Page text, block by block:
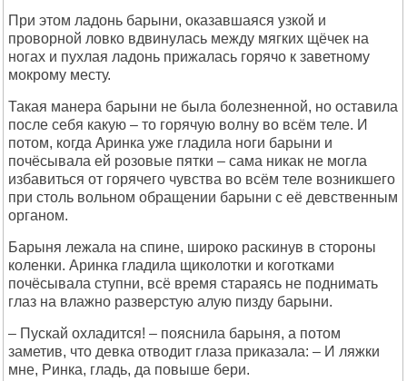
При этом ладонь барыни, оказавшаяся узкой и
проворной ловко вдвинулась между мягких щёчек на
ногах и пухлая ладонь прижалась горячо к заветному
мокрому месту.
Такая манера барыни не была болезненной, но оставила
после себя какую – то горячую волну во всём теле. И
потом, когда Аринка уже гладила ноги барыни и
почёсывала ей розовые пятки – сама никак не могла
избавиться от горячего чувства во всём теле возникшего
при столь вольном обращении барыни с её девственным
органом.
Барыня лежала на спине, широко раскинув в стороны
коленки. Аринка гладила щиколотки и коготками
почёсывала ступни, всё время стараясь не поднимать
глаз на влажно разверстую алую пизду барыни.
– Пускай охладится! – пояснила барыня, а потом
заметив, что девка отводит глаза приказала: – И ляжки
мне, Ринка, гладь, да повыше бери.